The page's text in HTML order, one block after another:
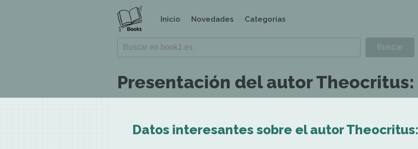
Inicio Novedades Categorías
Presentación del autor Theocritus:
Datos interesantes sobre el autor Theocritus: